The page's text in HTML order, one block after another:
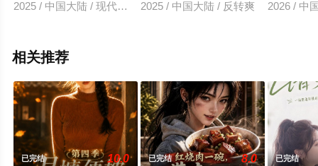
2025 / 中国大陆 / 现代都市 2025 / 中国大陆 / 反转爽 2026 / 中
相关推荐
已完结 10.0 已完结 8.0 已完结